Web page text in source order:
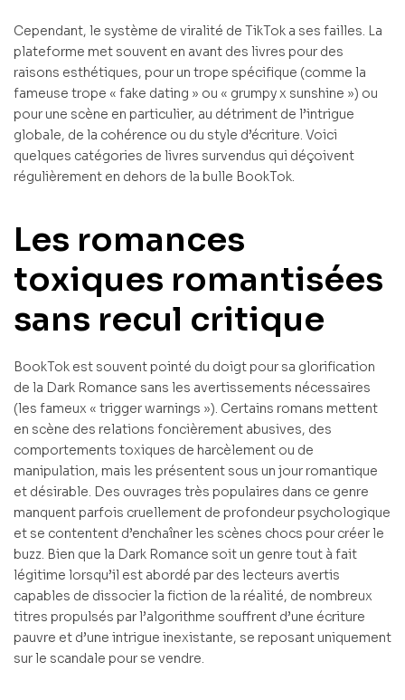
Cependant, le système de viralité de TikTok a ses failles. La
plateforme met souvent en avant des livres pour des
raisons esthétiques, pour un trope spécifique (comme la
fameuse trope « fake dating » ou « grumpy x sunshine ») ou
pour une scène en particulier, au détriment de l’intrigue
globale, de la cohérence ou du style d’écriture. Voici
quelques catégories de livres survendus qui déçoivent
régulièrement en dehors de la bulle BookTok.
Les romances
toxiques romantisées
sans recul critique
BookTok est souvent pointé du doigt pour sa glorification
de la Dark Romance sans les avertissements nécessaires
(les fameux « trigger warnings »). Certains romans mettent
en scène des relations foncièrement abusives, des
comportements toxiques de harcèlement ou de
manipulation, mais les présentent sous un jour romantique
et désirable. Des ouvrages très populaires dans ce genre
manquent parfois cruellement de profondeur psychologique
et se contentent d’enchaîner les scènes chocs pour créer le
buzz. Bien que la Dark Romance soit un genre tout à fait
légitime lorsqu’il est abordé par des lecteurs avertis
capables de dissocier la fiction de la réalité, de nombreux
titres propulsés par l’algorithme souffrent d’une écriture
pauvre et d’une intrigue inexistante, se reposant uniquement
sur le scandale pour se vendre.